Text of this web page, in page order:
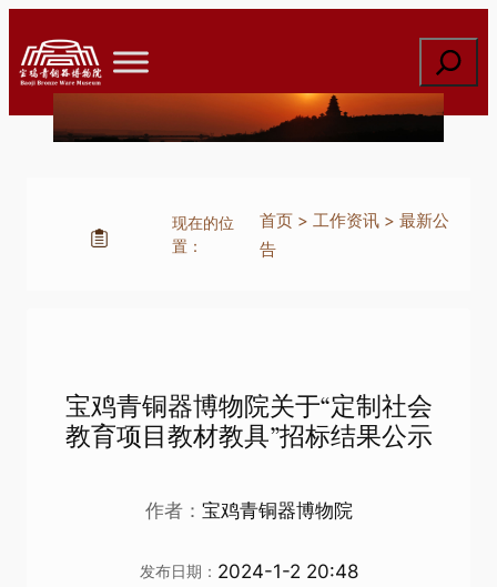
至
内
索
现在的位
置：
首页> 工作资讯> 最新公
告
宝鸡青铜器博物院关于“定制社会
教育项目教材教具”招标结果公示
作者： 宝鸡青铜器博物院
发布日期： 2024-1-2 20:48